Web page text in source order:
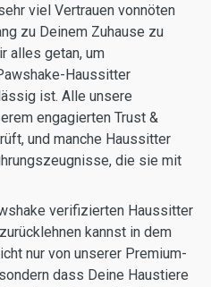
viel Vertrauen vonnöten
zu Deinem Zuhause zu
alles getan, um
Haussitter
ist. Alle unsere
engagierten Trust &
und manche Haussitter
die sie mit
verifizierten Haussitter
kannst in dem
nur von unserer Premium-
dass Deine Haustiere